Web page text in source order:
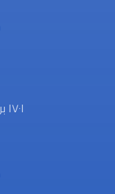
١٧٠١ برج صهيل ٢ - النهدة – دبي